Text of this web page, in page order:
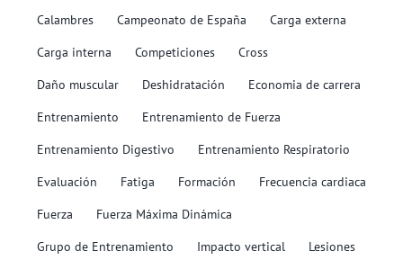
Calambres
Campeonato de España
Carga externa
Carga interna
Competiciones
Cross
Daño muscular
Deshidratación
Economia de carrera
Entrenamiento
Entrenamiento de Fuerza
Entrenamiento Digestivo
Entrenamiento Respiratorio
Evaluación
Fatiga Formación
Frecuencia cardiaca
Fuerza
Fuerza Máxima Dinámica
Grupo de Entrenamiento
Impacto vertical
Lesiones